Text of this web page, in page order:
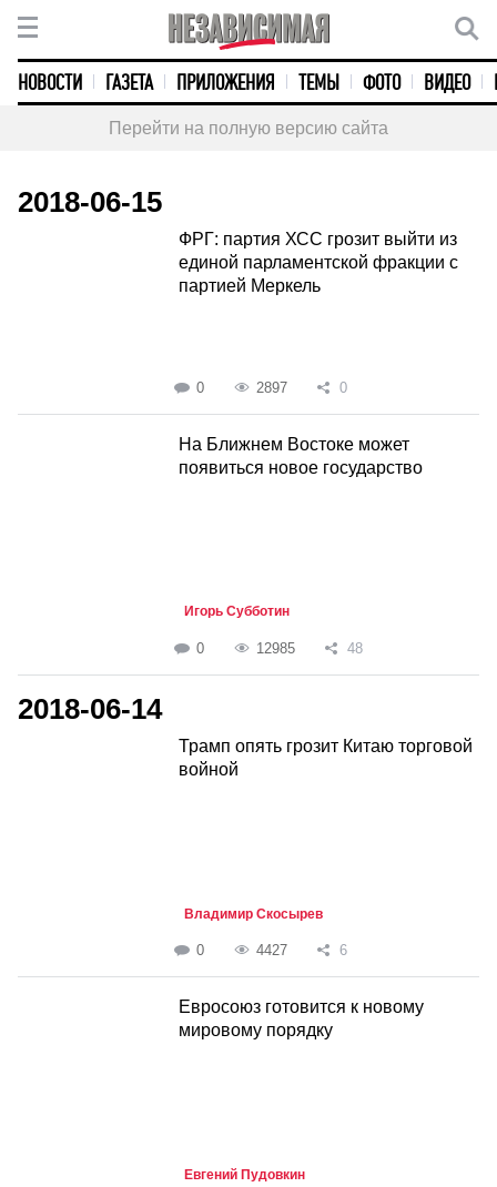
НОВОСТИ ГАЗЕТА ПРИЛОЖЕНИЯ ТЕМЫ ФОТО ВИДЕО
Перейти на полную версию сайта
2018-06-15
ФРГ: партия ХСС грозит выйти из
единой парламентской фракции с
партией Меркель
0 2897 0
На Ближнем Востоке может
появиться новое государство
Игорь Субботин
0 12985 48
2018-06-14
Трамп опять грозит Китаю торговой
войной
Владимир Скосырев
0 4427 6
Евросоюз готовится к новому
мировому порядку
Евгений Пудовкин